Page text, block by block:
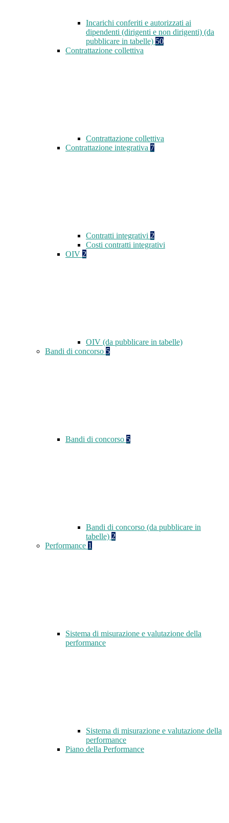
Incarichi conferiti e autorizzati ai
dipendenti (dirigenti e non dirigenti) (da
pubblicare in tabelle) 50
Contrattazione collettiva
Contrattazione collettiva
Contrattazione integrativa 7
Contratti integrativi 2
Costi contratti integrativi
OIV 2
OIV (da pubblicare in tabelle)
Bandi di concorso 5
Bandi di concorso 5
Bandi di concorso (da pubblicare in
tabelle) 2
Performance 1
Sistema di misurazione e valutazione della
performance
Sistema di misurazione e valutazione della
performance
Piano della Performance